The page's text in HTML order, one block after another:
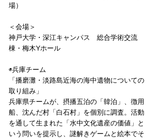
場）
＜会場＞
神戸大学・深江キャンパス　総合学術交流
棟・梅木Yホール
◉兵庫チーム
「播磨灘・淡路島近海の海中遺物についての
取り組み」
兵庫県チームが、摂播五泊の「韓泊」、徴用
船、沈んだ村「白石村」を個別に調査。活動
を通して生まれた「水中文化遺産の価値」と
いう問いを提示し、謎解きゲームと絵本でそ